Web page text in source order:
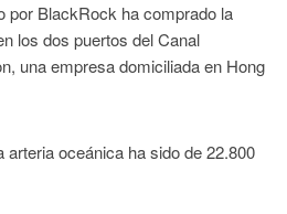
por BlackRock ha comprado la
los dos puertos del Canal
una empresa domiciliada en Hong
arteria oceánica ha sido de 22.800